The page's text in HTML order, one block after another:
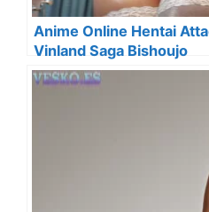
Anime Online Hentai
Vinland Saga Bishoujo